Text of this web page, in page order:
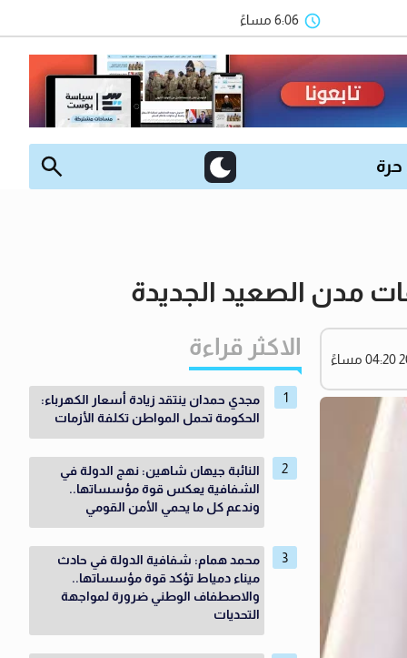
6:06 مساءً
حرة
الاكثر قراءة
مجدي حمدان ينتقد زيادة أسعار الكهرباء:
الحكومة تحمل المواطن تكلفة الأزمات
النائبة جيهان شاهين: نهج الدولة في
الشفافية يعكس قوة مؤسساتها..
وندعم كل ما يحمي الأمن القومي
محمد همام: شفافية الدولة في حادث
ميناء دمياط تؤكد قوة مؤسساتها..
والاصطفاف الوطني ضرورة لمواجهة
التحديات